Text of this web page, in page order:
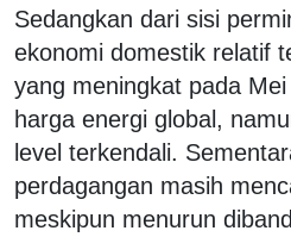
Sedangkan dari sisi
ekonomi domestik relatif
yang meningkat pada
harga energi global,
level terkendali.
perdagangan masih
meskipun menurun